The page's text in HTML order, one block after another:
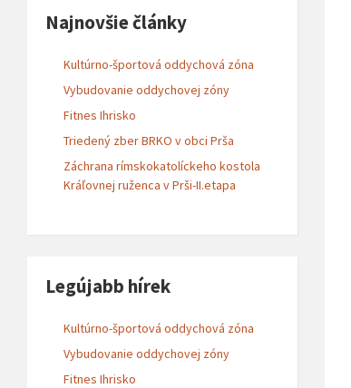
Najnovšie články
Kultúrno-športová oddychová zóna
Vybudovanie oddychovej zóny
Fitnes Ihrisko
Triedený zber BRKO v obci Prša
Záchrana rímskokatolíckeho kostola
Kráľovnej ruženca v Prši-II.etapa
Legújabb hírek
Kultúrno-športová oddychová zóna
Vybudovanie oddychovej zóny
Fitnes Ihrisko